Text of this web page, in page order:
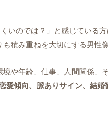
いのでは？」と感じている
積み重ねを大切にする男性
や年齢、仕事、人間関係、
愛傾向、脈ありサイン、結